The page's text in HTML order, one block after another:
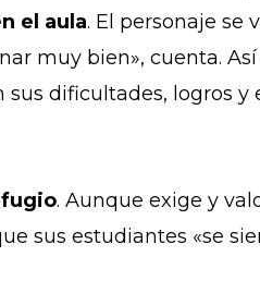
el aula. El personaje se
muy bien», cuenta.
sus dificultades, logros
. Aunque exige y
sus estudiantes «se